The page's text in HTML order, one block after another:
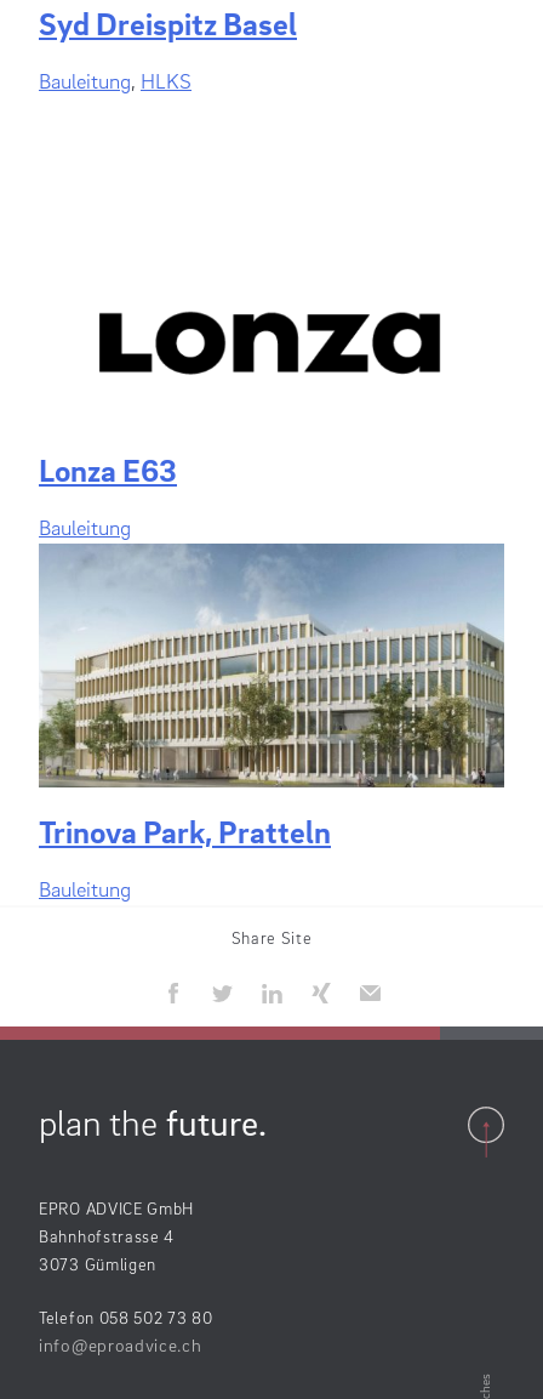
Syd Dreispitz Basel
Bauleitung, HLKS
Lonza E63
Bauleitung
Trinova Park, Pratteln
Bauleitung
Share Site
plan the future.
EPRO ADVICE GmbH
Bahnhofstrasse 4
3073 Gümligen
Telefon 058 502 73 80
info@eproadvice.ch